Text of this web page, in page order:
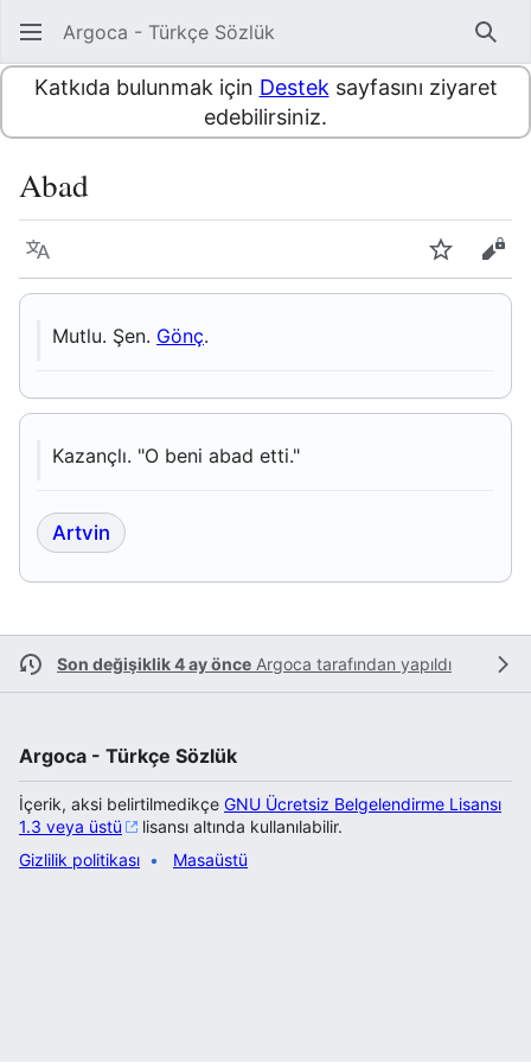
Argoca - Türkçe Sözlük Ara
Katkıda bulunmak için Destek sayfasını ziyaret
edebilirsiniz.
Abad
Dil İzle
Mutlu. Şen. Gönç.
Kazançlı. "O beni abad etti."
Artvin
Son değişiklik 4 ay önce Argoca tarafından yapıldı
Argoca - Türkçe Sözlük
İçerik, aksi belirtilmedikçe GNU Ücretsiz Belgelendirme Lisansı
1.3 veya üstü
lisansı altında kullanılabilir.
Gizlilik politikası
Masaüstü